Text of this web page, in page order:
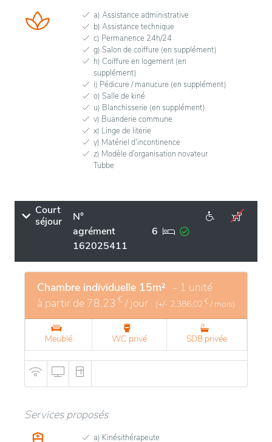
a) Assistance administrative
b) Assistance technique
c) Permanence 24h/24
g) Salon de coiffure (en supplément)
h) Coiffure en logement (en
supplément)
i) Pédicure / manucure (en supplément)
o) Salle de kiné
u) Blanchisserie (en supplément)
v) Buanderie commune
x) Linge de literie
y) Matériel d'incontinence
z) Modèle d’organisation novateur
Tubbe
Court
séjour
N°
agrément
162025411
6
Chambre individuelle 15m² - 1 unité
à partir de 78,23 € / jour (+/- 2.386,02 € / mois)
Meublé WC privé SDB privée
Services proposés
a) Kinésithérapeute